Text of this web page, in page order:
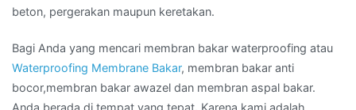
beton, pergerakan maupun keretakan.
Bagi Anda yang mencari membran bakar waterproofing atau
Waterproofing Membrane Bakar, membran bakar anti
bocor,membran bakar awazel dan membran aspal bakar.
Anda berada di tempat yang tepat. Karena kami adalah